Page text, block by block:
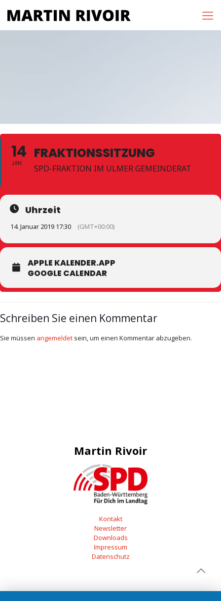
14
JAN
FRAKTIONSSITZUNG
SPD-FRAKTION IM ULMER GEMEINDERAT
Uhrzeit
14. Januar 2019 17:30 (GMT+00:00)
APPLE KALENDER.APP
GOOGLE CALENDAR
Schreiben Sie einen Kommentar
Sie müssen angemeldet sein, um einen Kommentar abzugeben.
Martin Rivoir
Kontakt
Newsletter
Downloads
Impressum
Datenschutz